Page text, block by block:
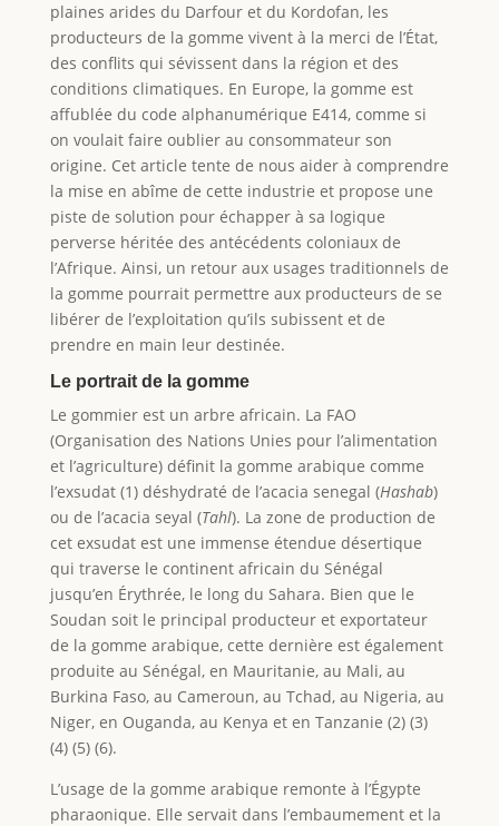
plaines arides du Darfour et du Kordofan, les
producteurs de la gomme vivent à la merci de l’État,
des conflits qui sévissent dans la région et des
conditions climatiques. En Europe, la gomme est
affublée du code alphanumérique E414, comme si
on voulait faire oublier au consommateur son
origine. Cet article tente de nous aider à comprendre
la mise en abîme de cette industrie et propose une
piste de solution pour échapper à sa logique
perverse héritée des antécédents coloniaux de
l’Afrique. Ainsi, un retour aux usages traditionnels de
la gomme pourrait permettre aux producteurs de se
libérer de l’exploitation qu’ils subissent et de
prendre en main leur destinée.
Le portrait de la gomme
Le gommier est un arbre africain. La FAO
(Organisation des Nations Unies pour l’alimentation
et l’agriculture) définit la gomme arabique comme
l’exsudat (1) déshydraté de l’acacia senegal (Hashab)
ou de l’acacia seyal (Tahl). La zone de production de
cet exsudat est une immense étendue désertique
qui traverse le continent africain du Sénégal
jusqu’en Érythrée, le long du Sahara. Bien que le
Soudan soit le principal producteur et exportateur
de la gomme arabique, cette dernière est également
produite au Sénégal, en Mauritanie, au Mali, au
Burkina Faso, au Cameroun, au Tchad, au Nigeria, au
Niger, en Ouganda, au Kenya et en Tanzanie (2) (3)
(4) (5) (6).
L’usage de la gomme arabique remonte à l’Égypte
pharaonique. Elle servait dans l’embaumement et la